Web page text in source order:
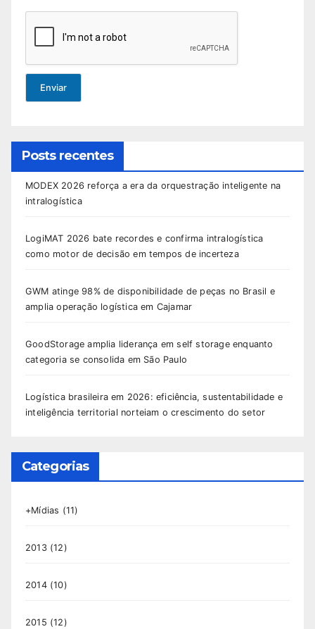
Enviar
Posts recentes
MODEX 2026 reforça a era da orquestração inteligente na
intralogística
LogiMAT 2026 bate recordes e confirma intralogística
como motor de decisão em tempos de incerteza
GWM atinge 98% de disponibilidade de peças no Brasil e
amplia operação logística em Cajamar
GoodStorage amplia liderança em self storage enquanto
categoria se consolida em São Paulo
Logística brasileira em 2026: eficiência, sustentabilidade e
inteligência territorial norteiam o crescimento do setor
Categorias
+Mídias (11)
2013(12)
2014(10)
2015 (12)